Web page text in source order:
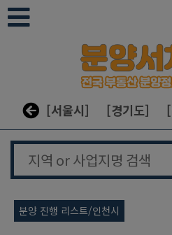
본문 바로가기
[서울시] [경기도]
분양 진행 리스트/인천시